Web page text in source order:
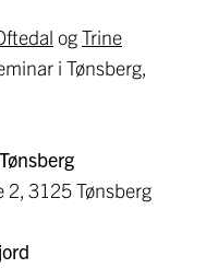
ogTrine
i Tønsberg,
2, 3125 Tønsberg